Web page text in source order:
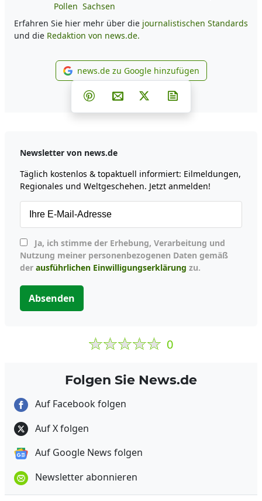
Pollen Sachsen
Erfahren Sie hier mehr über die journalistischen Standards
und die Redaktion von news.de.
news.de zu Google
news.de zu Google hinzufügen
Teilen auf Facebook
Teilen auf Whatsapp
Teilen auf Telegram
Teilen auf Pinterest
Per E-Mail teilen
Post auf X
Newsletter von news.de
Täglich kostenlos & topaktuell informiert: Eilmeldungen,
Regionales und Weltgeschehen. Jetzt anmelden!
Nutzung meiner personenbezogenen Daten gemäß
der ausführlichen Einwilligungserklärung zu.
Absenden
0
Folgen Sie News.de
Auf Facebook folgen
Auf X folgen
Auf Google News folgen
Newsletter abonnieren